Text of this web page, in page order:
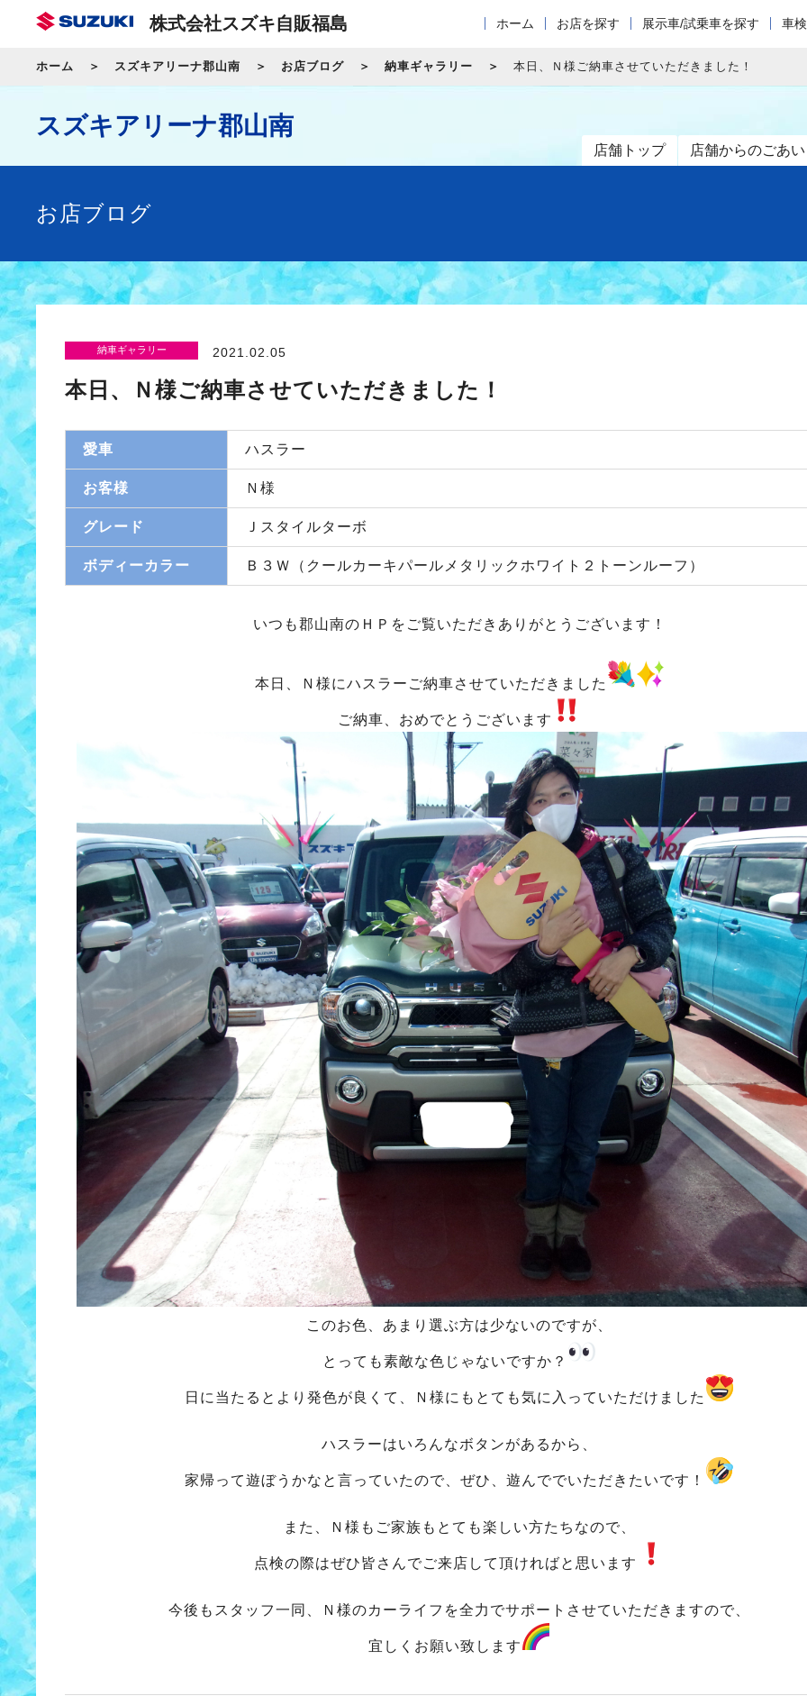
株式会社スズキ自販福島 ホーム お店を探す 展示車/試乗車を探す 車
ホーム スズキアリーナ郡山南 お店ブログ 納車ギャラリー 本日、Ｎ様ご納車させていただきました！
スズキアリーナ郡山南
店舗トップ 店舗からのごあ
お店ブログ
納車ギャラリー 2021.02.05
本日、Ｎ様ご納車させていただきました！
愛車 ハスラー
お客様 Ｎ様
グレード Ｊスタイルターボ
ボディーカラー Ｂ３Ｗ（クールカーキパールメタリックホワイト２トーンルーフ）
いつも郡山南のＨＰをご覧いただきありがとうございます！
本日、Ｎ様にハスラーご納車させていただきました
ご納車、おめでとうございます
このお色、あまり選ぶ方は少ないのですが、
とっても素敵な色じゃないですか？
日に当たるとより発色が良くて、Ｎ様にもとても気に入っていただけました
ハスラーはいろんなボタンがあるから、
家帰って遊ぼうかなと言っていたので、ぜひ、遊んででいただきたいです！
また、Ｎ様もご家族もとても楽しい方たちなので、
点検の際はぜひ皆さんでご来店して頂ければと思います
今後もスタッフ一同、Ｎ様のカーライフを全力でサポートさせていただきますので、
宜しくお願い致します